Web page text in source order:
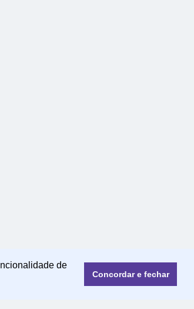
de
Concordar e fechar